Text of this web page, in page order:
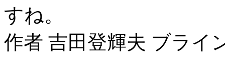
すね。
作者 吉田登輝夫 ブライ